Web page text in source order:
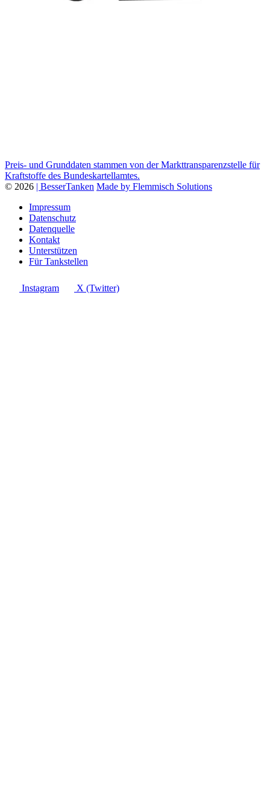
Preis- und Grunddaten stammen von der Markttransparenzstelle für
Kraftstoffe des Bundeskartellamtes.
© 2026 | BesserTanken Made by Flemmisch Solutions
Impressum
Datenschutz
Datenquelle
Kontakt
Unterstützen
Für Tankstellen
Instagram X (Twitter)